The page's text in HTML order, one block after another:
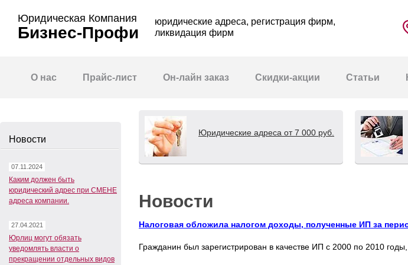
Юридическая Компания
Бизнес-Профи
юридические адреса, регистрация фирм,
ликвидация фирм
О нас Прайс-лист Он-лайн заказ Скидки-акции Статьи
Новости
07.11.2024
Каким должен быть
юридический адрес при СМЕНЕ
адреса компании.
27.04.2021
Юрлиц могут обязать
уведомлять власти о
прекращении отдельных видов
Юридические адреса от 7 000 руб.
Новости
Налоговая обложила налогом доходы, полученные ИП за
Гражданин был зарегистрирован в качестве ИП с 2000 по 2010